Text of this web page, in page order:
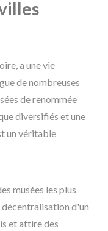
a une vie
de nombreuses
de renommée
diversifiés et une
un véritable
musées les plus
d'un
et attire des